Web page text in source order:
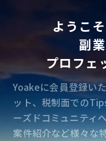
ようこ
副
プロフェ
Yoakeに会員登録い
ット、税制面での
ーズドコミュニティ
案件紹介など様々な